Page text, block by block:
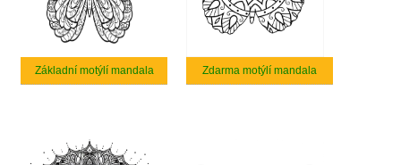
Základní motýlí mandala Zdarma motýlí mandala